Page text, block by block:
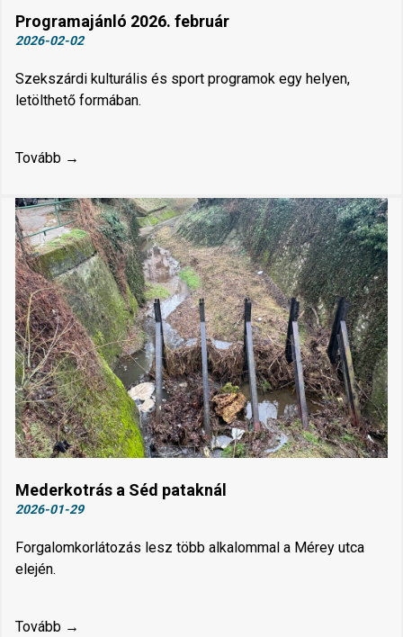
Programajánló 2026. február
2026-02-02
Szekszárdi kulturális és sport programok egy helyen,
letölthető formában.
Tovább →
Mederkotrás a Séd pataknál
2026-01-29
Forgalomkorlátozás lesz több alkalommal a Mérey utca
elején.
Tovább →